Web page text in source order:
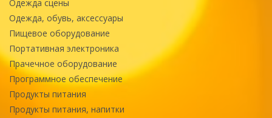
Одежда сцены
Одежда, обувь, аксессуары
Пищевое оборудование
Портативная электроника
Прачечное оборудование
Программное обеспечение
Продукты питания
Продукты питания, напитки